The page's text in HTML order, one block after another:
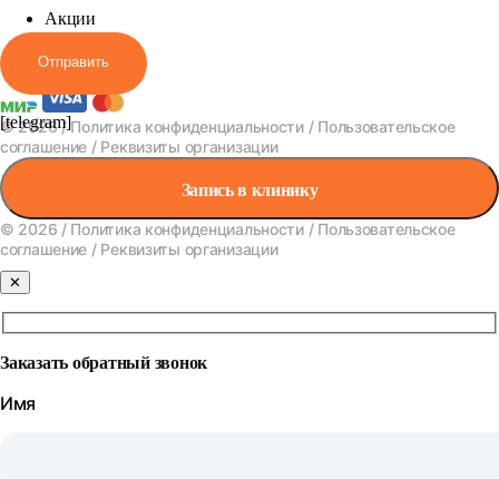
Акции
Вакансии
© 2026 /Политика конфиденциальности/ Пользовательское
соглашение / Реквизиты организации
Запись в клинику
© 2026 / Политика конфиденциальности/ Пользовательское
соглашение / Реквизиты организации
Отправить
[telegram]
✕
Заказать обратный звонок
Имя